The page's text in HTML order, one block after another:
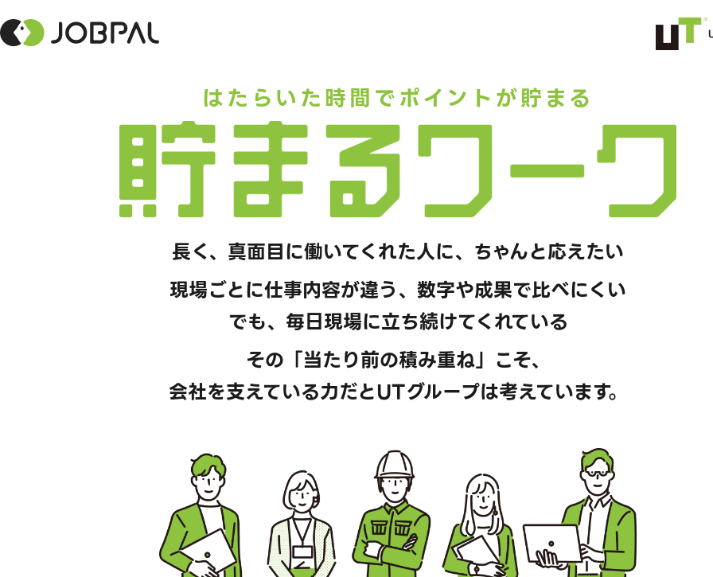
はたらいた時間でポイントが貯まる
貯まるワーク
長く、真面目に働いてくれた人に、ちゃんと応えたい
現場ごとに仕事内容が違う、数字や成果で比べにくい
でも、毎日現場に立ち続けてくれている
その「当たり前の積み重ね」こそ、
会社を支えている力だとUTグループは考えています。